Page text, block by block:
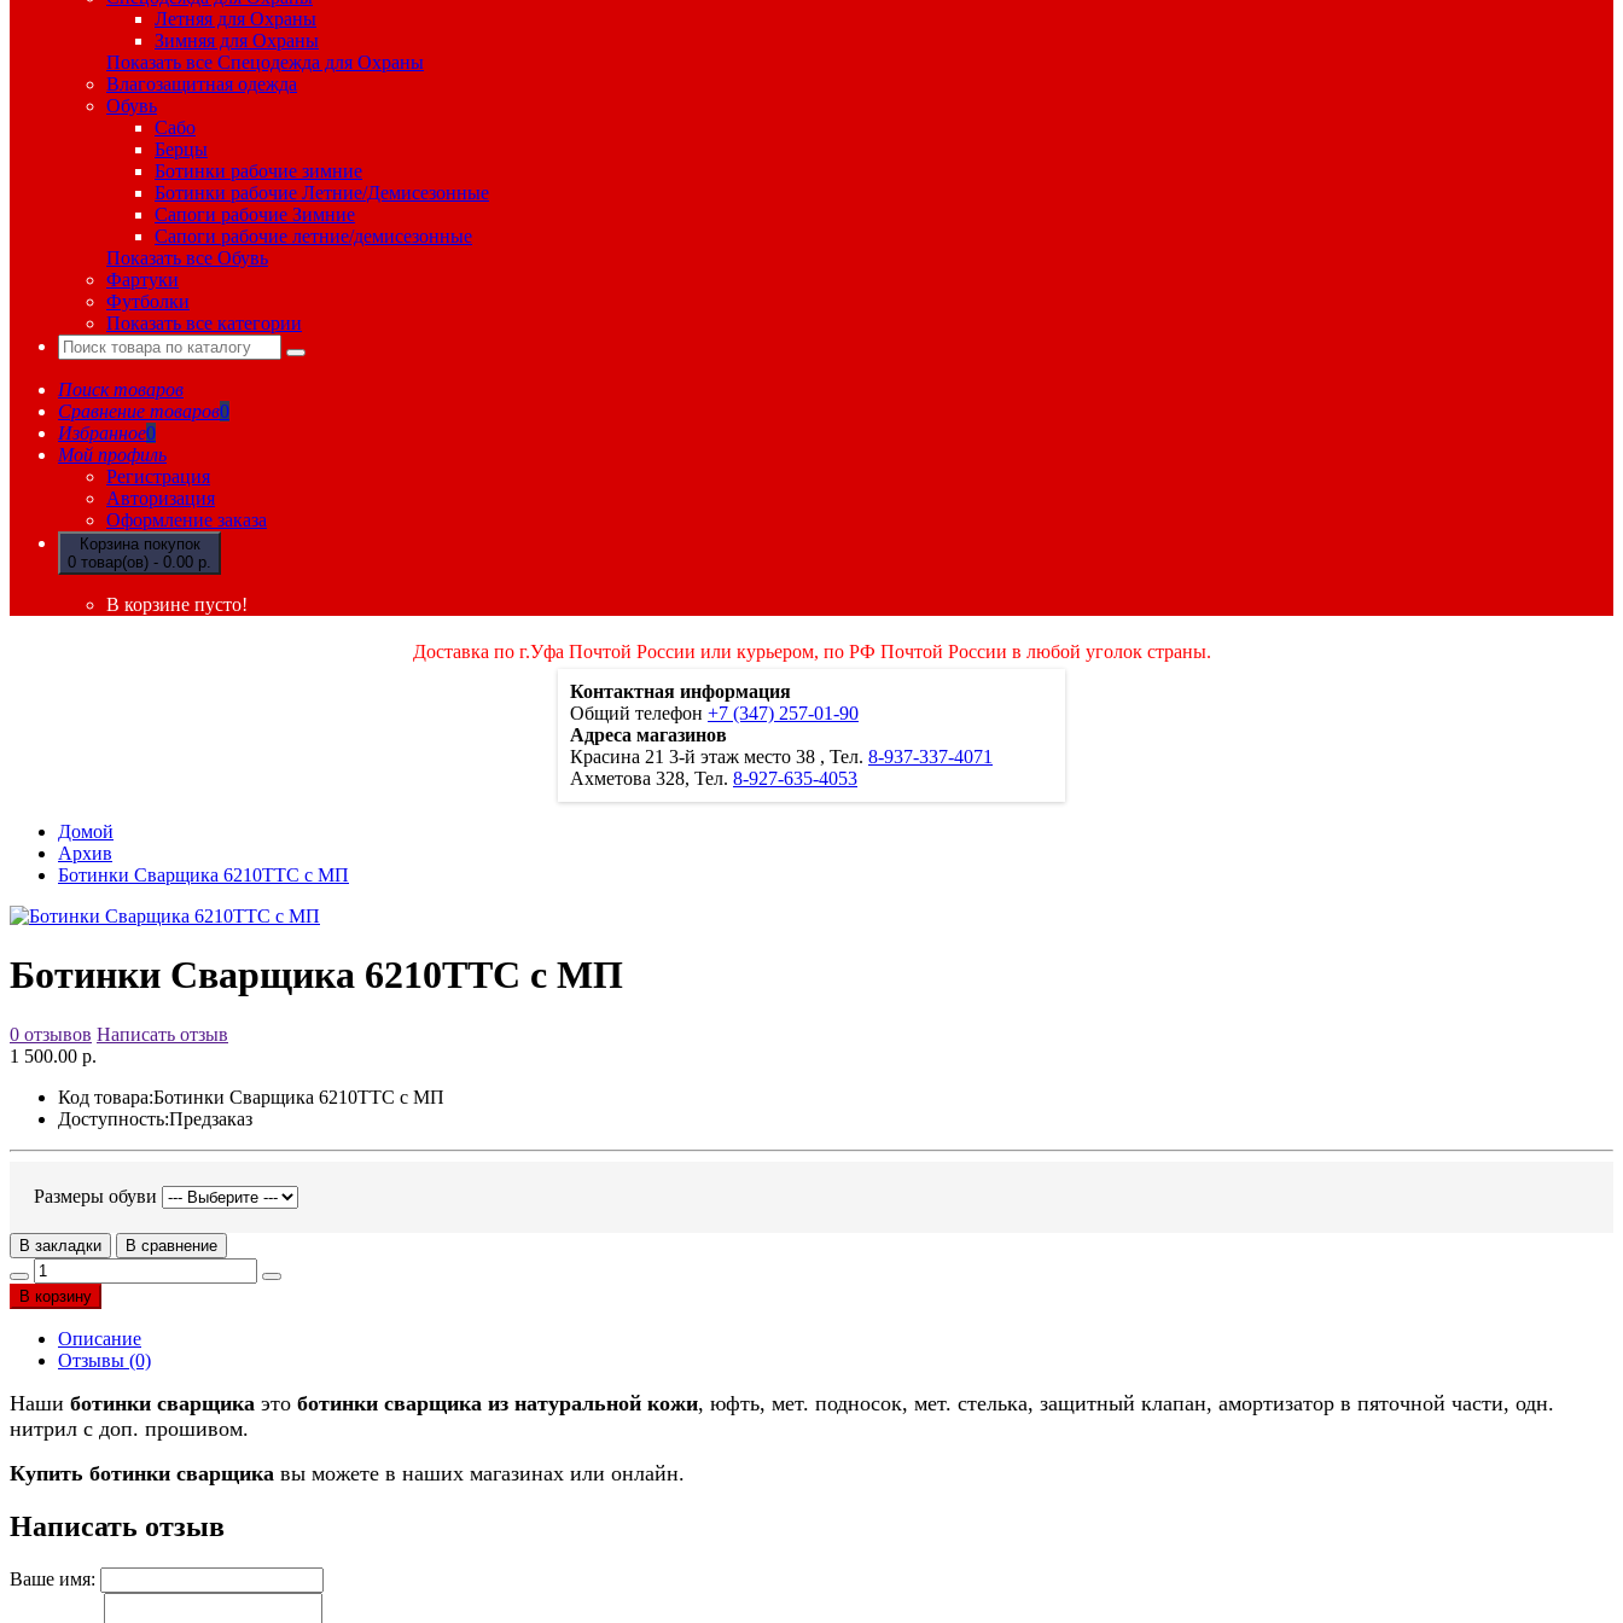
Летняя для Охраны
Зимняя для Охраны
Показать все Спецодежда для Охраны
Влагозащитная одежда
Обувь
Сабо
Берцы
Ботинки рабочие зимние
Ботинки рабочие Летние/Демисезонные
Сапоги рабочие Зимние
Сапоги рабочие летние/демисезонные
Показать все Обувь
Фартуки
Футболки
Показать все категории
Поиск товаров
Сравнение товаров0
Избранное0
Мой профиль
Регистрация
Авторизация
Оформление заказа
Корзина покупок
0 товар(ов) - 0.00 р.
В корзине пусто!
Доставка по г.Уфа Почтой России или курьером, по РФ Почтой России в любой уголок страны.
Контактная информация
Общий телефон +7 (347) 257-01-90
Адреса магазинов
Красина 21 3-й этаж место 38 , Тел. 8-937-337-4071
Ахметова 328, Тел. 8-927-635-4053
Домой
Архив
Ботинки Сварщика 6210ТТС с МП
Ботинки Сварщика 6210ТТС с МП
0 отзывов Написать отзыв
1 500.00 р.
Код товара:Ботинки Сварщика 6210ТТС с МП
Доступность:Предзаказ
Размеры обуви
В закладки В сравнение
В корзину
Описание
Отзывы (0)
Наши ботинки сварщика это ботинки сварщика из натуральной кожи, юфть, мет. подносок, мет. стелька, защитный клапан, амортизатор в пяточной части, одн.
нитрил с доп. прошивом.
Купить ботинки сварщика вы можете в наших магазинах или онлайн.
Написать отзыв
Ваше имя: